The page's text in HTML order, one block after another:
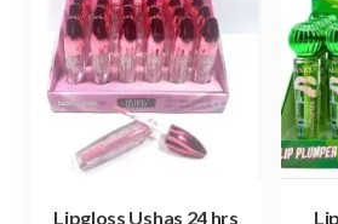
Lipgloss Ushas 24 hrs